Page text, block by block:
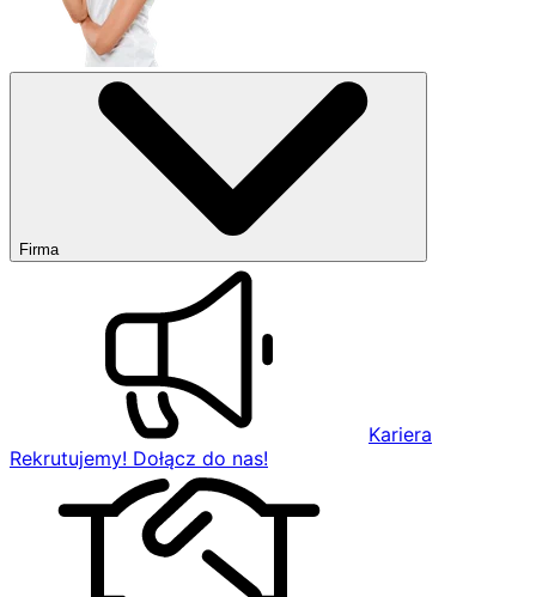
Firma
Kariera
Rekrutujemy! Dołącz do nas!